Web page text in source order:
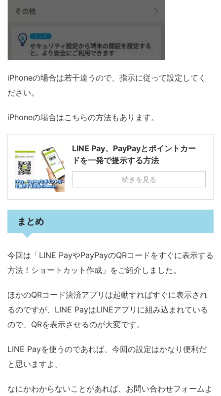
iPhoneの場合は若干違うので、指示に従って設定してく
ださい。
iPhoneの場合はこちらの方法もあります。
LINE Pay、PayPayとポイントカー
ドを一発で提示する方法
続きを見る
まとめ
今回は「LINE PayやPayPayのQRコードをすぐに表示する
方法！ショートカット作成」をご紹介しました。
ほかのQRコード決済アプリは起動すればすぐに表示され
るのですが、LINE PayはLINEアプリに組み込まれている
ので、QRを表示させるのが大変です。
LINE Payを使うのであれば、今回の設定はかなり便利だ
と思いますよ。
なにかわからないことがあれば、お問い合わせフォームよ